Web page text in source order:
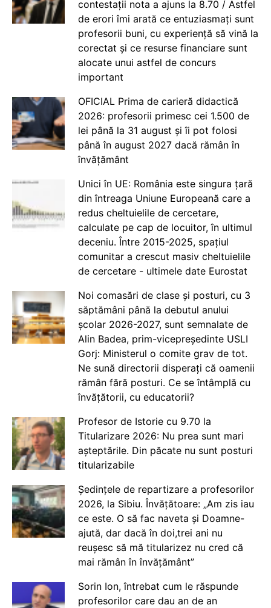
contestații nota a ajuns la 8.70 / Astfel
de erori îmi arată ce entuziasmați sunt
profesorii buni, cu experiență să vină la
corectat și ce resurse financiare sunt
alocate unui astfel de concurs
important
OFICIAL Prima de carieră didactică
2026: profesorii primesc cei 1.500 de
lei până la 31 august și îi pot folosi
până în august 2027 dacă rămân în
învățământ
Unici în UE: România este singura țară
din întreaga Uniune Europeană care a
redus cheltuielile de cercetare,
calculate pe cap de locuitor, în ultimul
deceniu. Între 2015-2025, spațiul
comunitar a crescut masiv cheltuielile
de cercetare - ultimele date Eurostat
Noi comasări de clase și posturi, cu 3
săptămâni până la debutul anului
școlar 2026-2027, sunt semnalate de
Alin Badea, prim-vicepreședinte USLI
Gorj: Ministerul o comite grav de tot.
Ne sună directorii disperați că oamenii
rămân fără posturi. Ce se întâmplă cu
învățătorii, cu educatorii?
Profesor de Istorie cu 9.70 la
Titularizare 2026: Nu prea sunt mari
așteptările. Din păcate nu sunt posturi
titularizabile
Ședințele de repartizare a profesorilor
2026, la Sibiu. Învățătoare: „Am zis iau
ce este. O să fac naveta și Doamne-
ajută, dar dacă în doi,trei ani nu
reușesc să mă titularizez nu cred că
mai rămân în învățământ”
Sorin Ion, întrebat cum le răspunde
profesorilor care dau an de an